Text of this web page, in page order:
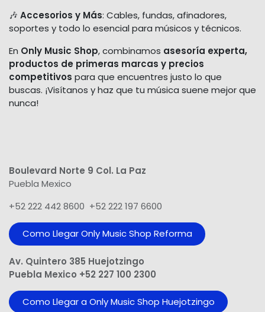
🎶 Accesorios y Más: Cables, fundas, afinadores,
soportes y todo lo esencial para músicos y técnicos.
En Only Music Shop, combinamos asesoría experta,
productos de primeras marcas y precios
competitivos para que encuentres justo lo que
buscas. ¡Visítanos y haz que tu música suene mejor que
nunca!
Boulevard Norte 9 Col. La Paz
Puebla Mexico
+52 222 442 8600 +52 222 197 6600
Como Llegar Only Music Shop​ Reforma
Av. Quintero 385 Huejotzingo
Puebla Mexico +52 227 100 2300
Como Llegar a Only Music Shop Huejotzingo